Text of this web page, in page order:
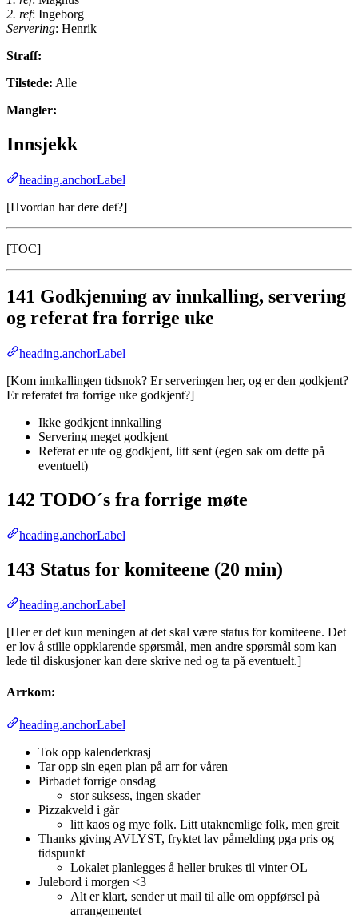
2. ref: Ingeborg
Servering: Henrik
Straff:
Tilstede: Alle
Mangler:
Innsjekk
heading.anchorLabel
[Hvordan har dere det?]
[TOC]
141 Godkjenning av innkalling, servering
og referat fra forrige uke
heading.anchorLabel
[Kom innkallingen tidsnok? Er serveringen her, og er den godkjent?
Er referatet fra forrige uke godkjent?]
Ikke godkjent innkalling
Servering meget godkjent
Referat er ute og godkjent, litt sent (egen sak om dette på
eventuelt)
142 TODO´s fra forrige møte
heading.anchorLabel
143 Status for komiteene (20 min)
heading.anchorLabel
[Her er det kun meningen at det skal være status for komiteene. Det
er lov å stille oppklarende spørsmål, men andre spørsmål som kan
lede til diskusjoner kan dere skrive ned og ta på eventuelt.]
Arrkom:
heading.anchorLabel
Tok opp kalenderkrasj
Tar opp sin egen plan på arr for våren
Pirbadet forrige onsdag
stor suksess, ingen skader
Pizzakveld i går
litt kaos og mye folk. Litt utaknemlige folk, men greit
Thanks giving AVLYST, fryktet lav påmelding pga pris og
tidspunkt
Lokalet planlegges å heller brukes til vinter OL
Julebord i morgen <3
Alt er klart, sender ut mail til alle om oppførsel på
arrangementet